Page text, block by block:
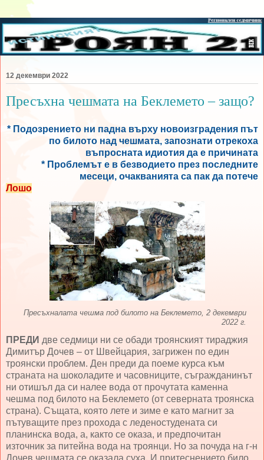
12 декември 2022
Пресъхна чешмата на Беклемето – защо?
* Подозрението ни падна върху новоизградения път
по билото над чешмата, запознати отрекоха
въпросната идиотия да е причината
* Проблемът е в безводието през последните
месеци, очакванията са пак да потече
Лошо
Пресъхналата чешма под билото на Беклемето, 2 декември
2022 г.
ПРЕДИ две седмици ни се обади троянският тираджия
Димитър Дочев – от Швейцария, загрижен по един
троянски проблем. Ден преди да поеме курса към
страната на шоколадите и часовниците, съгражданинът
ни отишъл да си налее вода от прочутата каменна
чешма под билото на Беклемето (от северната троянска
страна). Същата, която лете и зиме е като магнит за
пътуващите през прохода с леденостудената си
планинска вода, а, както се оказа, и предпочитан
източник за питейна вода на троянци. Но за почуда на г-н
Дочев чешмата се оказала суха. И притеснението било